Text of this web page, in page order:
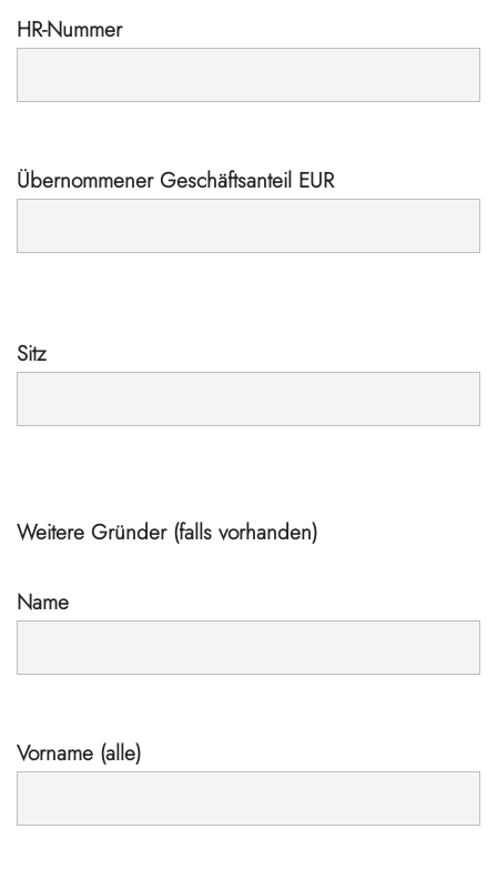
HR-Nummer
Übernommener Geschäftsanteil EUR
Sitz
Weitere Gründer (falls vorhanden)
Name
Vorname (alle)